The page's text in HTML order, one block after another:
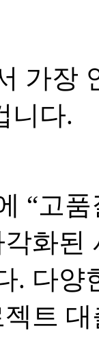
가장
니다.
“고
화된
. 다
트